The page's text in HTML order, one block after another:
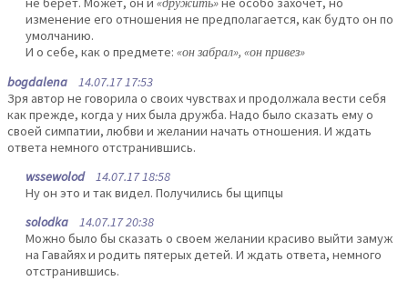
изменение его отношения не предполагается, как будто он по
умолчанию.
И о себе, как о предмете: «он забрал», «он привез»
bogdalena 14.07.17 17:53
Зря автор не говорила о своих чувствах и продолжала вести себя
как прежде, когда у них была дружба. Надо было сказать ему о
своей симпатии, любви и желании начать отношения. И ждать
ответа немного отстранившись.
wssewolod14.07.17 18:58
Ну он это и так видел. Получились бы щипцы
solodka 14.07.17 20:38
Можно было бы сказать о своем желании красиво выйти замуж
на Гавайях и родить пятерых детей. И ждать ответа, немного
отстранившись.